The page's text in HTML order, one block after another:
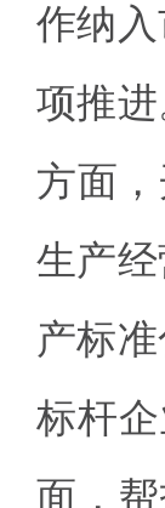
作纳
项推
方面
生产
产标
标杆
面，